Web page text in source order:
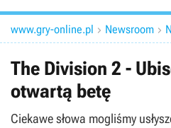
www.gry-online.pl  Newsroom 
The Division 2 -
otwartą betę
Ciekawe słowa mogliśmy